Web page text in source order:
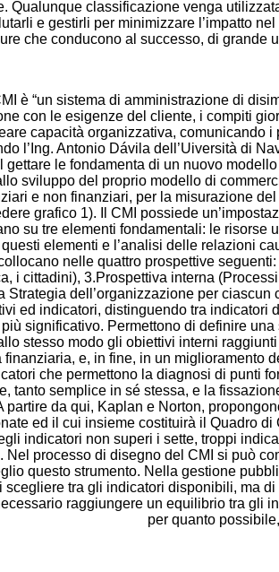
Qualunque classificazione venga
e gestirli per minimizzare l’impatto
che conducono al successo, di grande
è “un sistema di amministrazione di
con le esigenze del cliente, i compiti
capacità organizzativa, comunicando i
Antonio Dávila dell’Uiversità di
le fondamenta di un nuovo
sviluppo del proprio modello di
e non finanziari, per la misurazione
grafico 1). Il CMI possiede
su tre elementi fondamentali: le risorse
elementi e l’analisi delle relazioni
nelle quattro prospettive
i cittadini), 3.Prospettiva interna
dell’organizzazione per ciascun
ed indicatori, distinguendo tra indicatori
significativo. Permettono di definire una
stesso modo gli obiettivi interni
e, in fine, in un miglioramento
che permettono la diagnosi di punti
semplice in sé stessa, e la
da qui, Kaplan e Norton,
ed il cui insieme costituirà il Quadro
indicatori non superi i sette, troppi
processo di disegno del CMI si può
questo strumento. Nella gestione
tra gli indicatori disponibili, ma
raggiungere un equilibrio tra gli
per quanto